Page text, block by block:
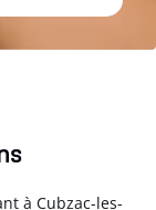
à Cubzac-les-